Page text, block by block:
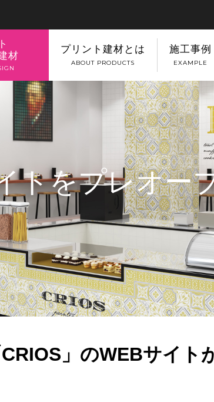
材
プリント建材とは
ABOUT PRODUCTS
施工事例
EXAMPLE
トをプレオー
」のWEBサイト